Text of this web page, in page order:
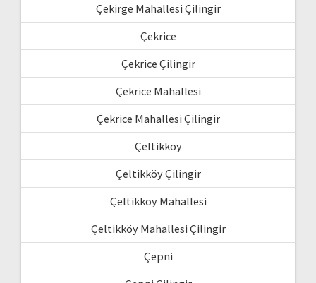
Çekirge Mahallesi Çilingir
Çekrice
Çekrice Çilingir
Çekrice Mahallesi
Çekrice Mahallesi Çilingir
Çeltikköy
Çeltikköy Çilingir
Çeltikköy Mahallesi
Çeltikköy Mahallesi Çilingir
Çepni